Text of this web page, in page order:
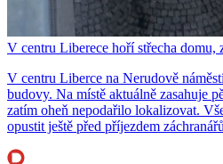
V centru Liberece hoří střecha domu,
V centru Liberce na Nerudově
budovy. Na místě aktuálně zasahuje
zatím oheň nepodařilo lokalizovat.
opustit ještě před příjezdem